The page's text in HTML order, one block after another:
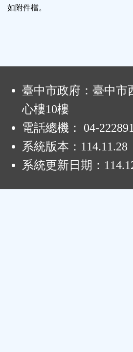
鈕
區
如附件檔。
臺中市政府：臺中市
心樓10樓
電話總機： 04-
系統版本： 114.11.28
系統更新日期：